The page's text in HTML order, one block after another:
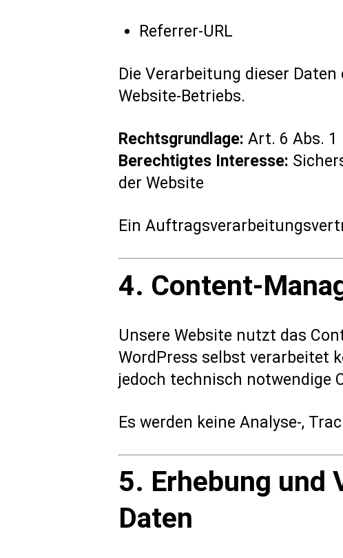
Referrer-URL
Die Verarbeitung dieser
Website-Betriebs.
Rechtsgrundlage: Art. 6 Abs. 1
Berechtigtes Interesse:
der Website
Ein
4. Content-
Unsere Website nutzt das
WordPress selbst verarbeitet
jedoch technisch notwendige
Es werden keine Analyse-,
5. Erhebung und
Daten